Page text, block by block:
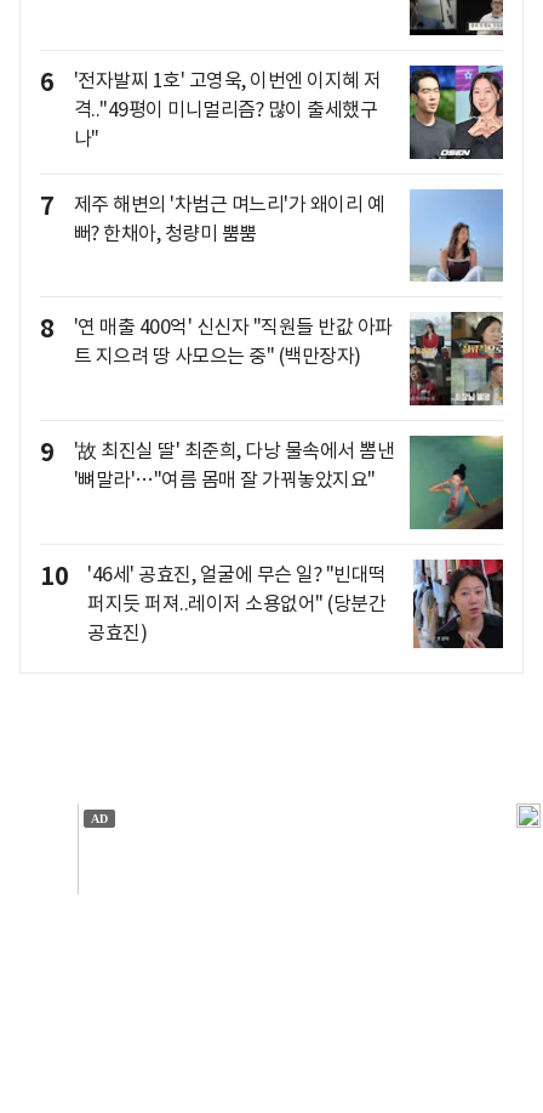
6
'전자발찌 1호' 고영욱, 이번엔 이지혜 저
격.."49평이 미니멀리즘? 많이 출세했구
나"
7
제주 해변의 '차범근 며느리'가 왜이리 예
뻐? 한채아, 청량미 뿜뿜
8
'연 매출 400억' 신신자 "직원들 반값 아파
트 지으려 땅 사모으는 중" (백만장자)
9
'故 최진실 딸' 최준희, 다낭 물속에서 뽐낸
'뼈말라'…"여름 몸매 잘 가꿔놓았지요"
10
'46세' 공효진, 얼굴에 무슨 일? "빈대떡
퍼지듯 퍼져..레이저 소용없어" (당분간
공효진)